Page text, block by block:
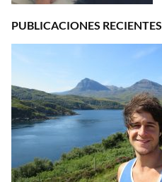
PUBLICACIONES RECIENTES